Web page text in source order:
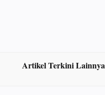
Artikel Terkini Lainnya